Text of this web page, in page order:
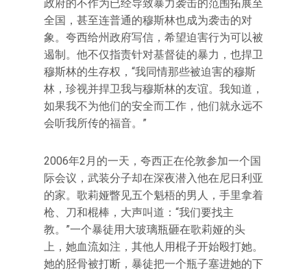
政府的不作为已经导致暴力袭击的范围拓展至
全国，甚至连普通的穆斯林也成为袭击的对
象。夸西给州政府写信，希望迫害行为可以被
遏制。他不仅指责针对基督徒的暴力，也捍卫
穆斯林的生存权，“我同情那些被迫害的穆斯
林，珍视并捍卫我与穆斯林的友谊。我知道，
如果我不为他们的安全而工作，他们就永远不
会听我所传的福音。”
2006年2月的一天，夸西正在伦敦参加一个国
际会议，武装分子却在深夜潜入他在尼日利亚
的家。歌莉娅瞥见五个魁梧的男人，手里拿着
枪、刀和棍棒，大声叫道：“我们要找主
教。”一个暴徒用大玻璃瓶砸在歌莉娅的头
上，她血流如注，其他人用棍子开始殴打她。
她的胫骨被打断，暴徒把一个瓶子塞进她的下